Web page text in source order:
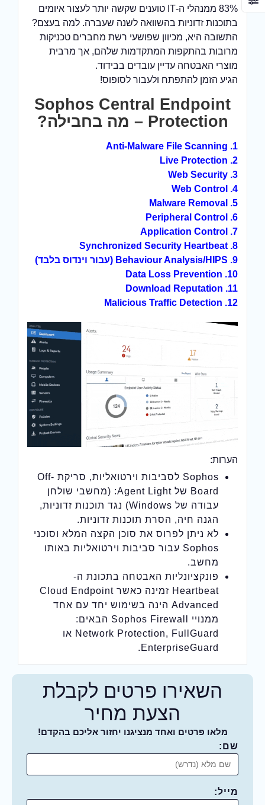
83% ממנהלי ה-IT טוענים שקשה יותר לעצור איומים
בתוכנות זדוניות בהשוואה לשנה שעברה. למה בעצם?
התשובה היא, מכיוון שפושעי רשת מחברים טכניקות
מרובות בהתקפות המתקדמות שלהם, אך מרבית
מוצרי האבטחה עדיין עובדים בבידוד.
הגיע הזמן להתפתח ולעבור לסופוס!
Sophos Central Endpoint
Protection – מה בחבילה?
1. Anti-Malware File Scanning
2. Live Protection
3. Web Security
4. Web Control
5. Malware Removal
6. Peripheral Control
7. Application Control
8. Synchronized Security Heartbeat
9. Behaviour Analysis/HIPS (עבור וינדוס בלבד)
10. Data Loss Prevention
11. Download Reputation
12. Malicious Traffic Detection
הערות:
Sophos לסביבות וירטואליות, סריקת Off-
Board של Agent Light: (מחשבי שולחן
עבודה של Windows) נגד תוכנות זדוניות,
הגנה חיה, הסרת תוכנות זדוניות.
לא ניתן לפרוס את סוכן הקצה המלא וסוכני
Sophos עבור סביבות וירטואליות באותו
מחשב.
פונקציונליות האבטחה בתכונת ה-
Heartbeat זמינה כאשר Cloud Endpoint
Advanced הינה בשימוש יחד עם אחד
ממנויי Sophos Firewall הבאים:
Network Protection, FullGuard או
EnterpriseGuard.
השאירו פרטים לקבלת
הצעת מחיר
מלאו פרטים ואחד מנציגנו יחזור אליכם בהקדם!
שם:
מייל: